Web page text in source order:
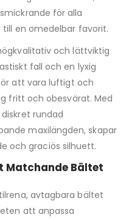
för alla
en omedelbar favorit.
och lättviktig
fall och en lyxig
att vara luftigt och
fritt och obesvärat. Med
rundad
maxilängden, skapar
och graciös silhuett.
Matchande Bältet
avtagbara bältet
att anpassa